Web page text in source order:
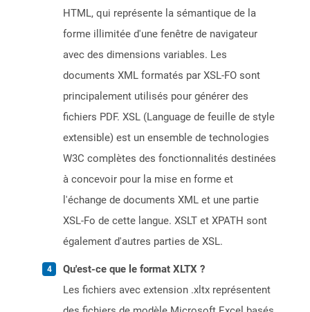
HTML, qui représente la sémantique de la
forme illimitée d'une fenêtre de navigateur
avec des dimensions variables. Les
documents XML formatés par XSL-FO sont
principalement utilisés pour générer des
fichiers PDF. XSL (Language de feuille de style
extensible) est un ensemble de technologies
W3C complètes des fonctionnalités destinées
à concevoir pour la mise en forme et
l'échange de documents XML et une partie
XSL-Fo de cette langue. XSLT et XPATH sont
également d'autres parties de XSL.
Qu'est-ce que le format XLTX ?
Les fichiers avec extension .xltx représentent